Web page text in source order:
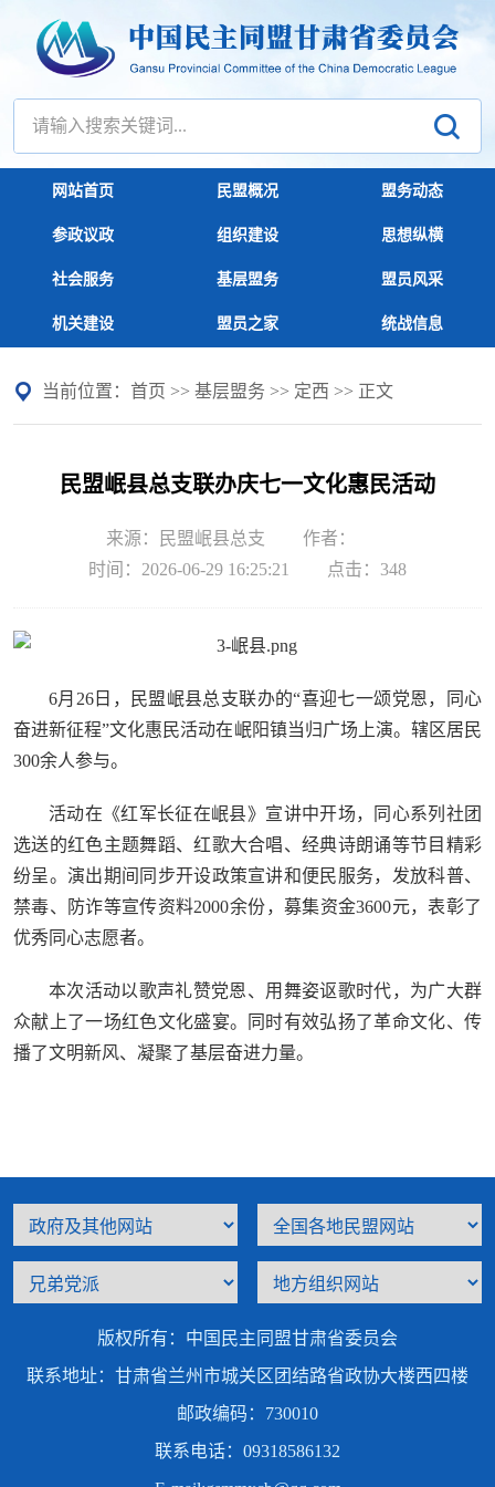
网站首页 民盟概况 盟务动态
参政议政 组织建设 思想纵横
社会服务 基层盟务 盟员风采
机关建设 盟员之家 统战信息
当前位置： 首页 >> 基层盟务 >> 定西 >> 正文
民盟岷县总支联办庆七一文化惠民活动
来源：民盟岷县总支
作者：
时间：2026-06-29 16:25:21
点击： 348
6月26日，民盟岷县总支联办的“喜迎七一颂党恩，同心
奋进新征程”文化惠民活动在岷阳镇当归广场上演。辖区居民
300余人参与。
活动在《红军长征在岷县》宣讲中开场，同心系列社团
选送的红色主题舞蹈、红歌大合唱、经典诗朗诵等节目精彩
纷呈。演出期间同步开设政策宣讲和便民服务，发放科普、
禁毒、防诈等宣传资料2000余份，募集资金3600元，表彰了
优秀同心志愿者。
本次活动以歌声礼赞党恩、用舞姿讴歌时代，为广大群
众献上了一场红色文化盛宴。同时有效弘扬了革命文化、传
播了文明新风、凝聚了基层奋进力量。
版权所有：中国民主同盟甘肃省委员会
联系地址：甘肃省兰州市城关区团结路省政协大楼西四楼
邮政编码：730010
联系电话：09318586132